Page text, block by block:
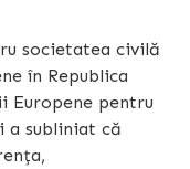
societatea civilă
în Republica
Europene pentru
a subliniat că